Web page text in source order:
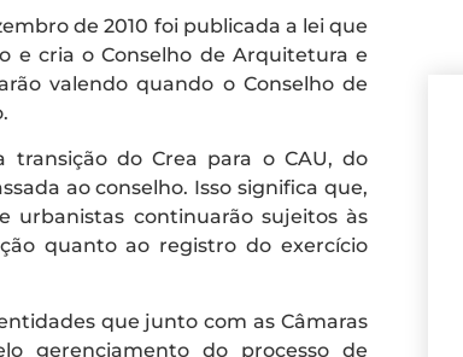
de 2010 foi publicada a lei que
e cria o Conselho de Arquitetura e
valendo quando o Conselho de
do Crea para o CAU, do
ao conselho. Isso significa que,
urbanistas continuarão sujeitos às
quanto ao registro do exercício
que junto com as Câmaras
gerenciamento do processo de